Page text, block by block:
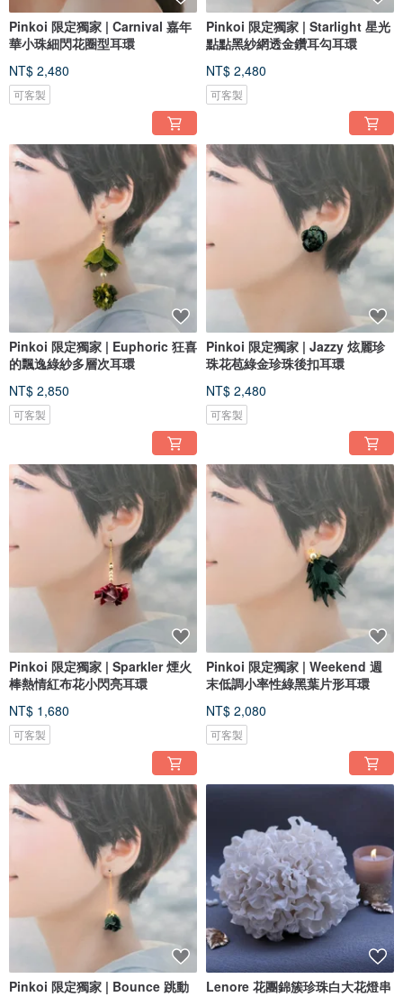
Pinkoi 限定獨家 | Carnival 嘉年
華小珠細閃花圈型耳環
NT$ 2,480
可客製
Pinkoi 限定獨家 | Starlight 星光
點點黑紗網透金鑽耳勾耳環
NT$ 2,480
可客製
Pinkoi 限定獨家 | Euphoric 狂喜
的飄逸綠紗多層次耳環
NT$ 2,850
可客製
Pinkoi 限定獨家 | Jazzy 炫麗珍
珠花苞綠金珍珠後扣耳環
NT$ 2,480
可客製
Pinkoi 限定獨家 | Sparkler 煙火
棒熱情紅布花小閃亮耳環
NT$ 1,680
可客製
Pinkoi 限定獨家 | Weekend 週
末低調小率性綠黑葉片形耳環
NT$ 2,080
可客製
Pinkoi 限定獨家 | Bounce 跳動
Lenore 花團錦簇珍珠白大花燈串